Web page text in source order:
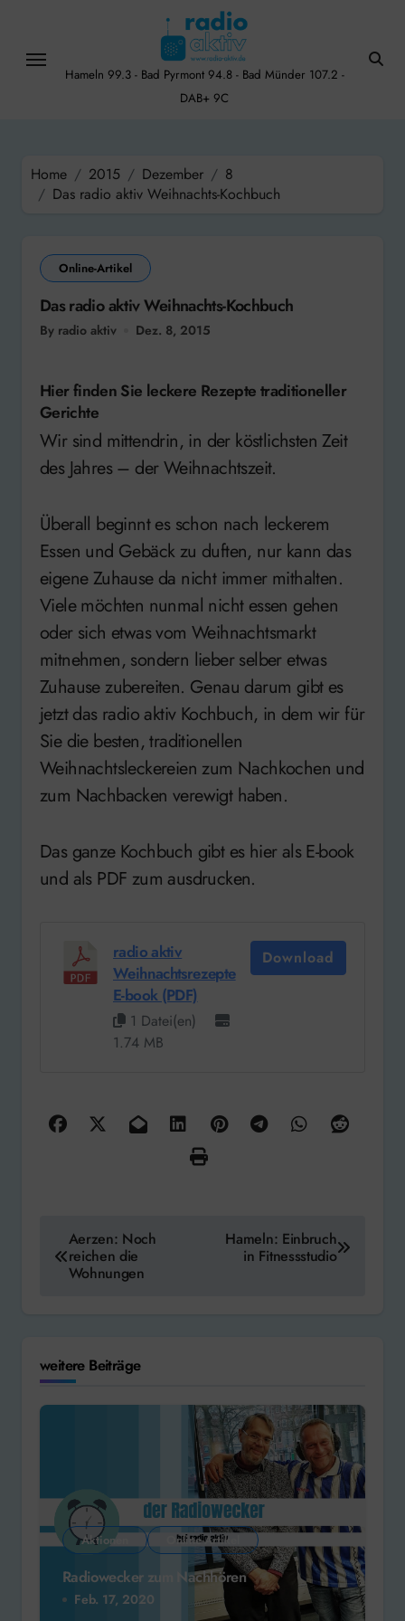
content
Hameln 99.3 - Bad Pyrmont 94.8 - Bad Münder 107.2 -
DAB+ 9C
Home 2015 Dezember
8
Das radio aktiv Weihnachts-Kochbuch
Online-Artikel
Das radio aktiv Weihnachts-Kochbuch
By radio aktiv Dez. 8, 2015
Hier finden Sie leckere Rezepte traditioneller
Gerichte
Wir sind mittendrin, in der köstlichsten Zeit
des Jahres – der Weihnachtszeit.
Überall beginnt es schon nach leckerem
Essen und Gebäck zu duften, nur kann das
eigene Zuhause da nicht immer mithalten.
Viele möchten nunmal nicht essen gehen
oder sich etwas vom Weihnachtsmarkt
mitnehmen, sondern lieber selber etwas
Zuhause zubereiten. Genau darum gibt es
jetzt das radio aktiv Kochbuch, in dem wir für
Sie die besten, traditionellen
Weihnachtsleckereien zum Nachkochen und
zum Nachbacken verewigt haben.
Das ganze Kochbuch gibt es hier als E-book
und als PDF zum ausdrucken.
radio aktiv
Weihnachtsrezepte
E-book (PDF)
1 Datei(en)
1.74 MB
Download
Beitragsnavigation
Aerzen: Noch
reichen die
Wohnungen
Hameln: Einbruch
in Fitnessstudio
weitere Beiträge
Aktionen Online-Artikel
Radiowecker zum Nachhören
Feb. 17, 2020